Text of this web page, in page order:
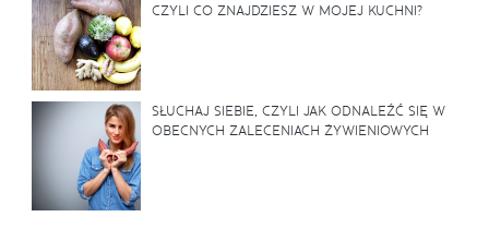
CZYLI CO ZNAJDZIESZ W MOJEJ KUCHNI?
SŁUCHAJ SIEBIE, CZYLI JAK ODNALEŹĆ SIĘ W
OBECNYCH ZALECENIACH ŻYWIENIOWYCH